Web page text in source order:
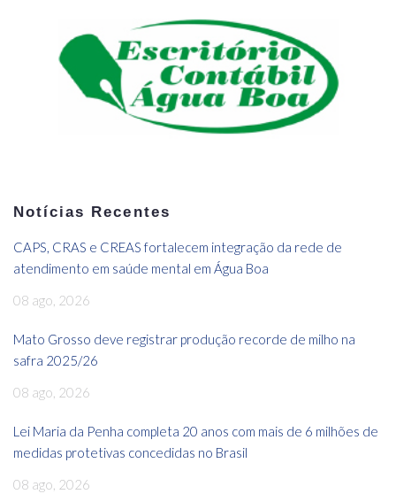
Notícias Recentes
CAPS, CRAS e CREAS fortalecem integração da rede de
atendimento em saúde mental em Água Boa
08 ago, 2026
Mato Grosso deve registrar produção recorde de milho na
safra 2025/26
08 ago, 2026
Lei Maria da Penha completa 20 anos com mais de 6 milhões de
medidas protetivas concedidas no Brasil
08 ago, 2026